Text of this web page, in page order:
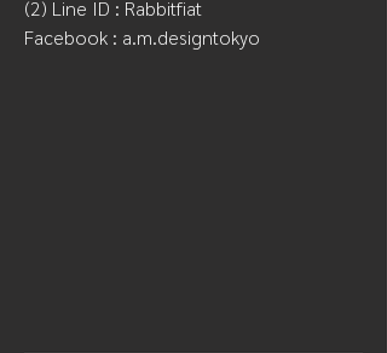
(2) Line ID : Rabbitfiat
Facebook : a.m.designtokyo